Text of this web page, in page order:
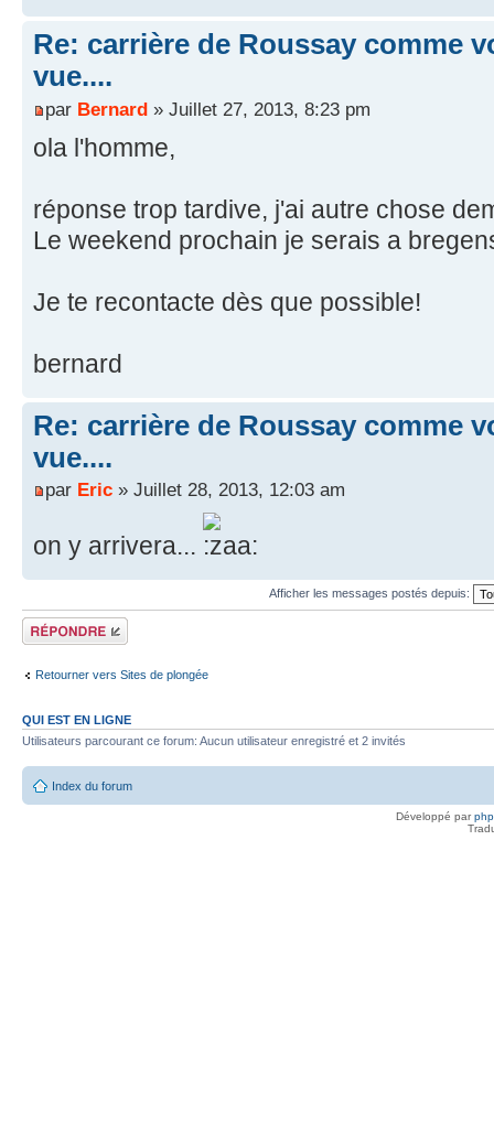
Re: carrière de Roussay comme
vue....
par Bernard » Juillet 27, 2013, 8:23 pm
ola l'homme,
réponse trop tardive, j'ai autre chose
Le weekend prochain je serais a
Je te recontacte dès que possible!
bernard
Re: carrière de Roussay comme
vue....
par Eric » Juillet 28, 2013, 12:03 am
on y arrivera...
Afficher les messages postés depuis:
Répondre
Retourner vers Sites de plongée
QUI EST EN LIGNE
Utilisateurs parcourant ce forum: Aucun utilisateur enregistré et 2 invités
Index du forum
Développé par